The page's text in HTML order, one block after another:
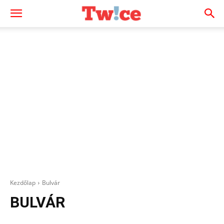
Kezdőlap Bulvár
BULVÁR